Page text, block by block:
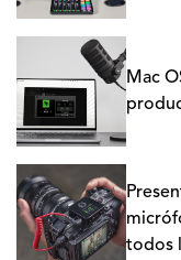
Mac
todos